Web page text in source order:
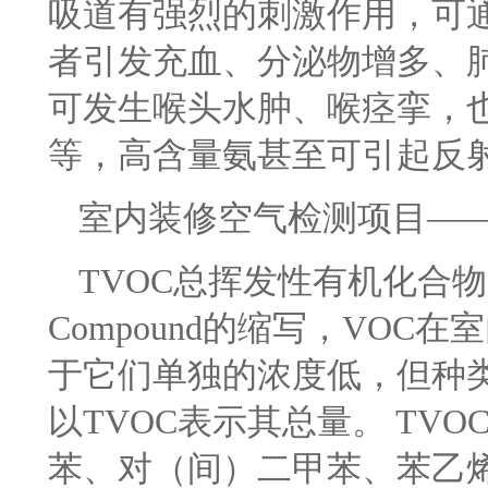
吸道有强烈的刺激作用，可
者引发充血、分泌物增多、
可发生喉头水肿、喉痉挛，
等，高含量氨甚至可引起反
室内装修空气检测项目
TVOC总挥发性有机化合
Compound的缩写，VOC在
于它们单独的浓度低，但种
以TVOC表示其总量。
苯、对（间）二甲苯、苯乙